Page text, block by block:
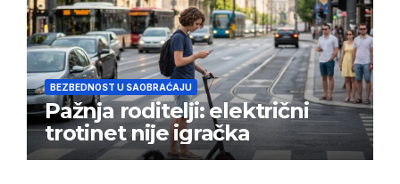
BEZBEDNOST U SAOBRAĆAJU
Pažnja roditelji: električni
trotinet nije igračka